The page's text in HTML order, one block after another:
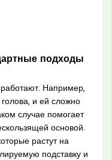
подходы
Например,
и ей сложно
случае помогает
основой.
растут на
подставку и